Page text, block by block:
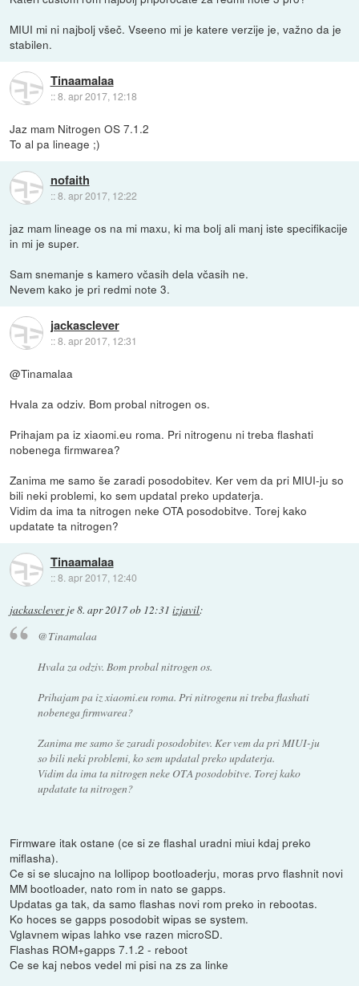
MIUI mi ni najbolj všeč. Vseeno mi je katere verzije je, važno da je
stabilen.
Tinaamalaa
::8. apr 2017, 12:18
Jaz mam Nitrogen OS 7.1.2
To al pa lineage ;)
nofaith
::8. apr 2017, 12:22
jaz mam lineage os na mi maxu, ki ma bolj ali manj iste specifikacije
in mi je super.
Sam snemanje s kamero včasih dela včasih ne.
Nevem kako je pri redmi note 3.
jackasclever
::8. apr 2017, 12:31
@Tinamalaa
Hvala za odziv. Bom probal nitrogen os.
Prihajam pa iz xiaomi.eu roma. Pri nitrogenu ni treba flashati
nobenega firmwarea?
Zanima me samo še zaradi posodobitev. Ker vem da pri MIUI-ju so
bili neki problemi, ko sem updatal preko updaterja.
Vidim da ima ta nitrogen neke OTA posodobitve. Torej kako
updatate ta nitrogen?
Tinaamalaa
::8. apr 2017, 12:40
jackascleverje8. apr 2017 ob 12:31 izjavil:
@Tinamalaa
Hvala za odziv. Bom probal nitrogen os.
Prihajam pa iz xiaomi.eu roma. Pri nitrogenu ni treba flashati
nobenega firmwarea?
Zanima me samo še zaradi posodobitev. Ker vem da pri MIUI-ju
so bili neki problemi, ko sem updatal preko updaterja.
Vidim da ima ta nitrogen neke OTA posodobitve. Torej kako
updatate ta nitrogen?
Firmware itak ostane (ce si ze flashal uradni miui kdaj preko
miflasha).
Ce si se slucajno na lollipop bootloaderju, moras prvo flashnit novi
MM bootloader, nato rom in nato se gapps.
Updatas ga tak, da samo flashas novi rom preko in rebootas.
Ko hoces se gapps posodobit wipas se system.
Vglavnem wipas lahko vse razen microSD.
Flashas ROM+gapps 7.1.2 - reboot
Ce se kaj nebos vedel mi pisi na zs za linke